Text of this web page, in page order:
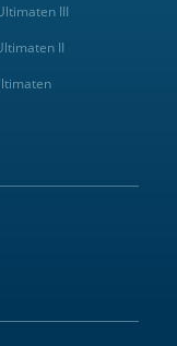
III
II